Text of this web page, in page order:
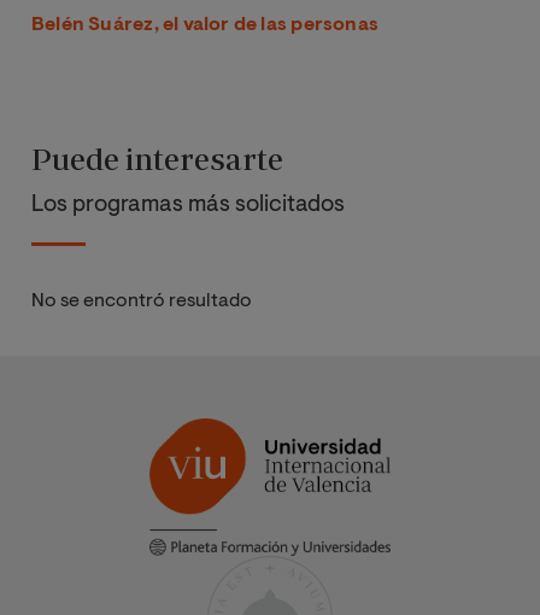
Belén Suárez, el valor de las personas
Puede interesarte
Los programas más solicitados
No se encontró resultado